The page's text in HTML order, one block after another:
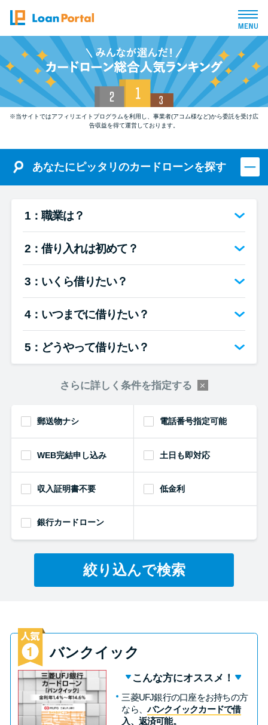
トップページ
おすすめコンテンツ
総合人気ランキング
とにかくすぐ借りたい方向け
審査が不安な方向け
カードローン診断
カードローンQ&A
カードローンの見直しで40万円
特集ページ一覧
銀行カードローンを選ぶべき4つ
の理由
無利息期間を利用して利息0円で
お金を借りる3つのポイント
※当サイトではアフィリエイトプログラムを利用し、事業者(アコム様など)から委託を受け広
告収益を得て運営しております。
あなたにピッタリのカードローンを探す
1：職業は？
2：借り入れは初めて？
3：いくら借りたい？
4：いつまでに借りたい？
5：どうやって借りたい？
さらに詳しく条件を指定する
郵送物ナシ 電話番号指定可能
WEB完結申し込み 土日も即対応
収入証明書不要 低金利
銀行カードローン
絞り込んで検索
バンクイック
こんな方にオススメ！
三菱UFJ銀行の口座をお持ちの方
なら、バンクイックカードで借
入、返済可能。